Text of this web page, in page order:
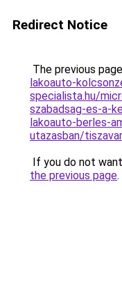
Redirect Notice
The previous
lakoauto-
specialista.hu/
szabadsag-es-a-
lakoauto-berles-
utazasban/
If you do not
the previous page.